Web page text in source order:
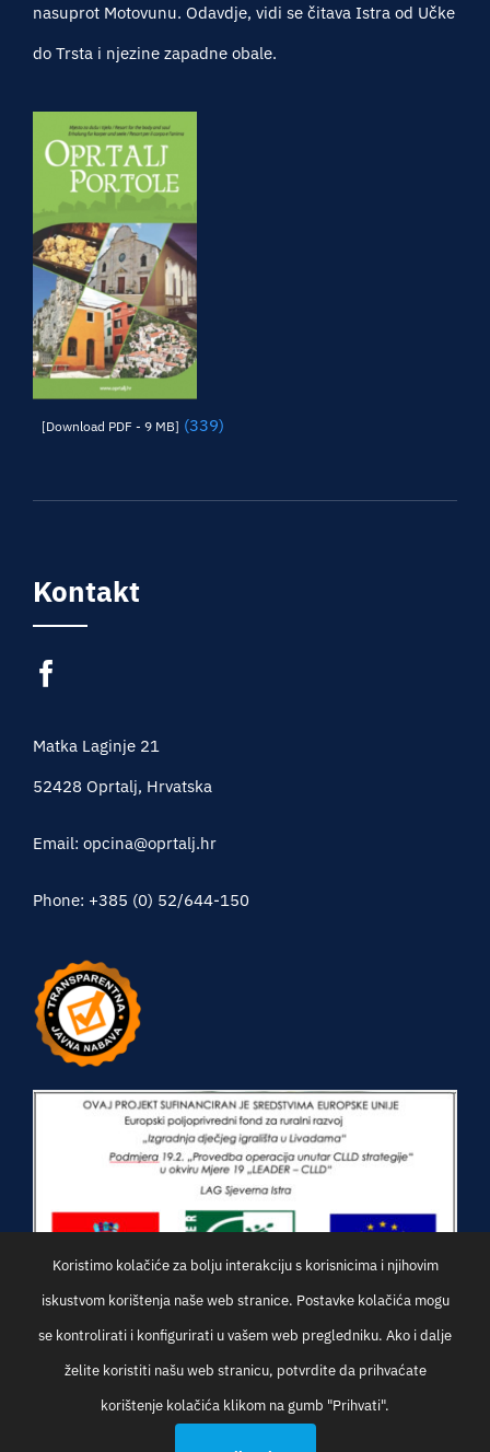
nasuprot Motovunu. Odavdje, vidi se čitava Istra od Učke
do Trsta i njezine zapadne obale.
[Download PDF - 9 MB] (339)
Kontakt
Matka Laginje 21
52428 Oprtalj, Hrvatska
Email: opcina@oprtalj.hr
Phone: +385 (0) 52/644-150
© Općina Oprtalj | Development:Studio Web Art
Koristimo kolačiće za bolju interakciju s korisnicima i njihovim
iskustvom korištenja naše web stranice. Postavke kolačića mogu
se kontrolirati i konfigurirati u vašem web pregledniku. Ako i dalje
želite koristiti našu web stranicu, potvrdite da prihvaćate
korištenje kolačića klikom na gumb "Prihvati".